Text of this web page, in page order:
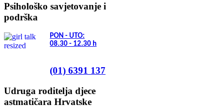
Psihološko savjetovanje i
podrška
PON - UTO:
08.30 - 12.30 h
(01) 6391 137
Udruga roditelja djece
astmatičara Hrvatske